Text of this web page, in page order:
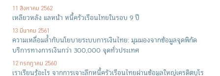
11 สิงหาคม 2562
เหลียวหลัง แลหน้า หนี้ครัวเรือนไทยในรอบ 9 ปี
13 มีนาคม 2561
ความเหลื่อมล้ำกับนโยบายระบบการเงินไทย: มุมมองจากข้อมูลจุดพิกัด
บริการทางการเงินกว่า 300,000 จุดทั่วประเทศ
12 กรกฎาคม 2560
เราเรียนรู้อะไร จากการเจาะลึกหนี้ครัวเรือนไทยผ่านข้อมูลใหญ่เครดิตบูโร